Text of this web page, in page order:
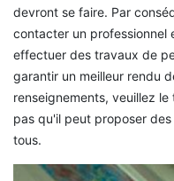
devront se faire. Par
contacter un professionnel
effectuer des travaux de
garantir un meilleur rendu
renseignements, veuillez
pas qu'il peut proposer
tous.